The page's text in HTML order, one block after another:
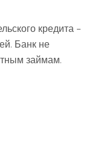
кредита –
Банк не
займам.